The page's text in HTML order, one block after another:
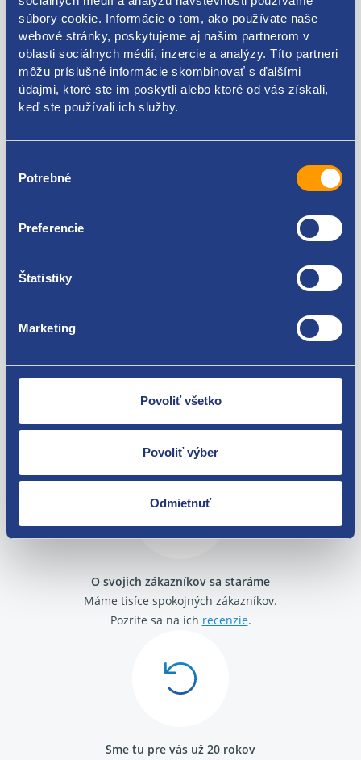
súbory cookie. Informácie o tom, ako používate naše
webové stránky, poskytujeme aj našim partnerom v
oblasti sociálnych médií, inzercie a analýzy. Títo partneri
môžu príslušné informácie skombinovať s ďalšími
údajmi, ktoré ste im poskytli alebo ktoré od vás získali,
keď ste používali ich služby.
súhlasu
Potrebné
Preferencie
Štatistiky
Marketing
Povoliť všetko
Povoliť výber
Odmietnuť
Kódy produktov
Škoda Octavia I 1996-2010
Tovar môžete vrátiť do 60 dní od
zakúpenia. Alebo vám pošleme náhradu.
O svojich zákazníkov sa staráme
Máme tisíce spokojných zákazníkov.
Pozrite sa na ich recenzie.
Sme tu pre vás už 20 rokov